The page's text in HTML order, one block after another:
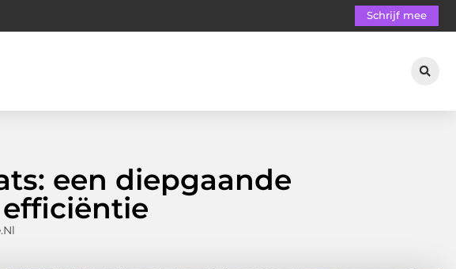
Schrijf mee
een diepgaande